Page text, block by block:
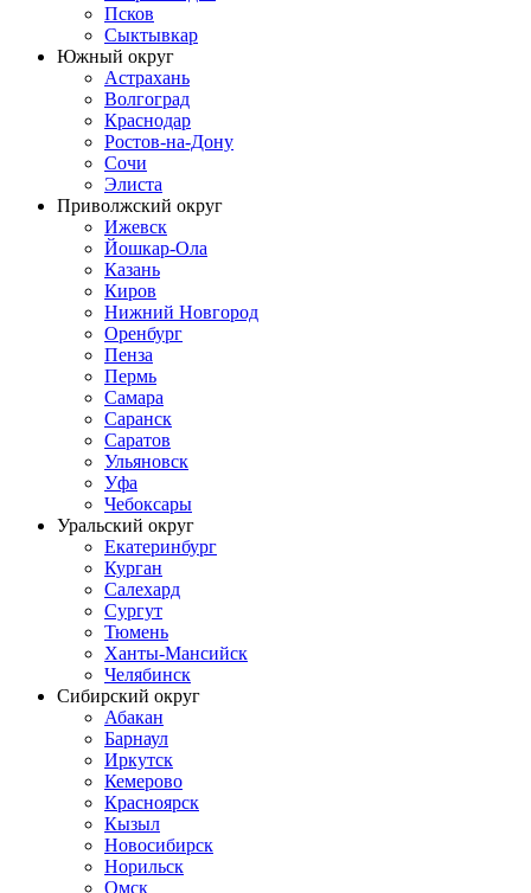
Псков
Сыктывкар
Южный округ
Астрахань
Волгоград
Краснодар
Ростов-на-Дону
Сочи
Элиста
Приволжский округ
Ижевск
Йошкар-Ола
Казань
Киров
Нижний Новгород
Оренбург
Пенза
Пермь
Самара
Саранск
Саратов
Ульяновск
Уфа
Чебоксары
Уральский округ
Екатеринбург
Курган
Салехард
Сургут
Тюмень
Ханты-Мансийск
Челябинск
Сибирский округ
Абакан
Барнаул
Иркутск
Кемерово
Красноярск
Кызыл
Новосибирск
Норильск
Омск